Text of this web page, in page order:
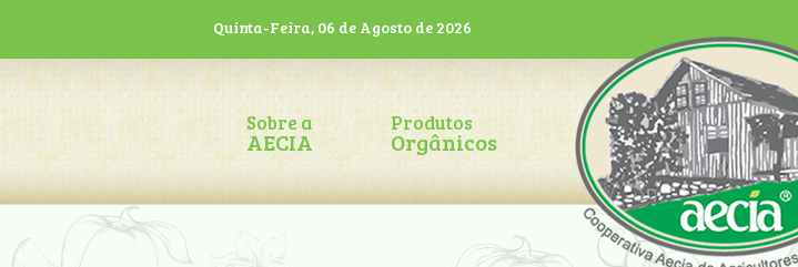
Quinta-Feira, 06 de Agosto de 2026
Sobre a
AECIA
Produtos
Orgânicos